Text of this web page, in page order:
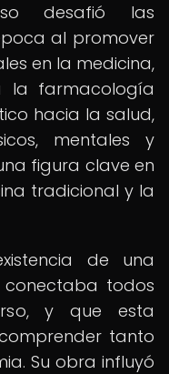
desafió las
al promover
en la medicina,
la farmacología
hacia la salud,
mentales y
figura clave en
tradicional y la
de una
conectaba todos
y que esta
tanto
Su obra influyó